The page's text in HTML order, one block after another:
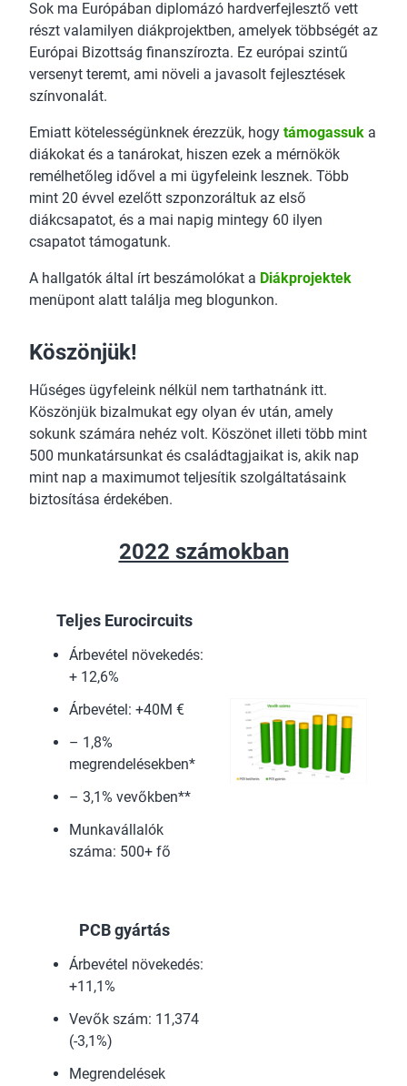
Sok ma Európában diplomázó hardverfejlesztő vett
részt valamilyen diákprojektben, amelyek többségét az
Európai Bizottság finanszírozta. Ez európai szintű
versenyt teremt, ami növeli a javasolt fejlesztések
színvonalát.
Emiatt kötelességünknek érezzük, hogy támogassuk a
diákokat és a tanárokat, hiszen ezek a mérnökök
remélhetőleg idővel a mi ügyfeleink lesznek. Több
mint 20 évvel ezelőtt szponzoráltuk az első
diákcsapatot, és a mai napig mintegy 60 ilyen
csapatot támogatunk.
A hallgatók által írt beszámolókat a Diákprojektek
menüpont alatt találja meg blogunkon.
Köszönjük!
Hűséges ügyfeleink nélkül nem tarthatnánk itt.
Köszönjük bizalmukat egy olyan év után, amely
sokunk számára nehéz volt. Köszönet illeti több mint
500 munkatársunkat és családtagjaikat is, akik nap
mint nap a maximumot teljesítik szolgáltatásaink
biztosítása érdekében.
2022 számokban
Teljes Eurocircuits
Árbevétel növekedés:
+ 12,6%
Árbevétel: +40M €
– 1,8%
megrendelésekben*
– 3,1% vevőkben**
Munkavállalók
száma: 500+ fő
PCB gyártás
Árbevétel növekedés:
+11,1%
Vevők szám: 11,374
(-3,1%)
Megrendelések